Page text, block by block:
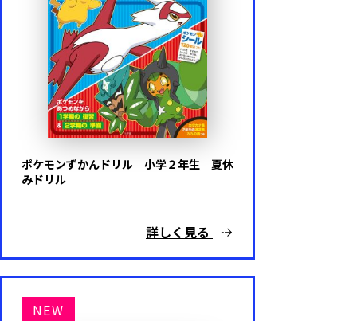
ポケモンずかんドリル 小学２年生 夏休
みドリル
詳しく見る
NEW